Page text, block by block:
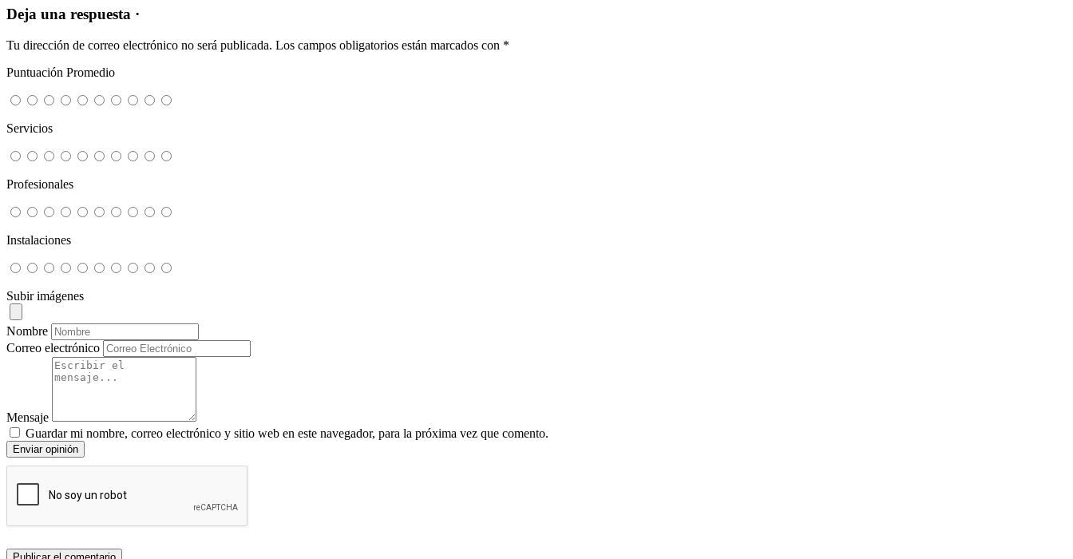
Deja una respuesta ·
Tu dirección de correo electrónico no será publicada. Los campos obligatorios están marcados con *
Puntuación Promedio
Servicios
Profesionales
Instalaciones
Subir imágenes
Nombre
Correo electrónico
Mensaje
Guardar mi nombre, correo electrónico y sitio web en este navegador, para la próxima vez que comento.
Enviar opinión